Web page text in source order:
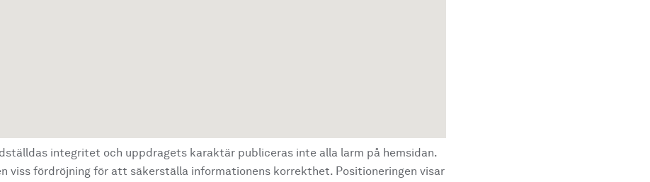
integritet och uppdragets karaktär publiceras inte alla larm på hemsidan.
viss fördröjning för att säkerställa informationens korrekthet. Positioneringen visar